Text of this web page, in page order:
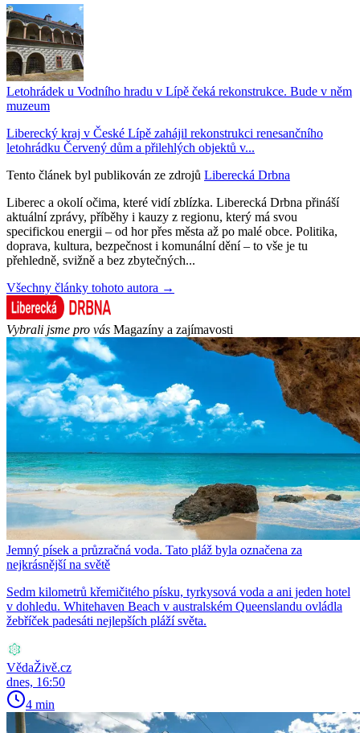
Letohrádek u Vodního hradu v Lípě čeká rekonstrukce. Bude v něm
muzeum
Liberecký kraj v České Lípě zahájil rekonstrukci renesančního
letohrádku Červený dům a přilehlých objektů v...
Tento článek byl publikován ze zdrojů Liberecká Drbna
Liberec a okolí očima, které vidí zblízka. Liberecká Drbna přináší
aktuální zprávy, příběhy i kauzy z regionu, který má svou
specifickou energii – od hor přes města až po malé obce. Politika,
doprava, kultura, bezpečnost i komunální dění – to vše je tu
přehledně, svižně a bez zbytečných...
Všechny články tohoto autora →
Vybrali jsme pro vás Magazíny a zajímavosti
Jemný písek a průzračná voda. Tato pláž byla označena za
nejkrásnější na světě
Sedm kilometrů křemičitého písku, tyrkysová voda a ani jeden hotel
v dohledu. Whitehaven Beach v australském Queenslandu ovládla
žebříček padesáti nejlepších pláží světa.
VědaŽivě.cz
dnes, 16:50
4 min